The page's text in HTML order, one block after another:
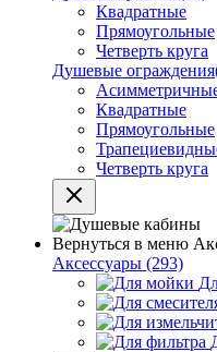
Квадратные
Прямоугольные
Четверть круга
Душевые ограждения
Квадратные
Прямоугольные
Четверть круга
Вернуться в меню
Аксессуары (293)